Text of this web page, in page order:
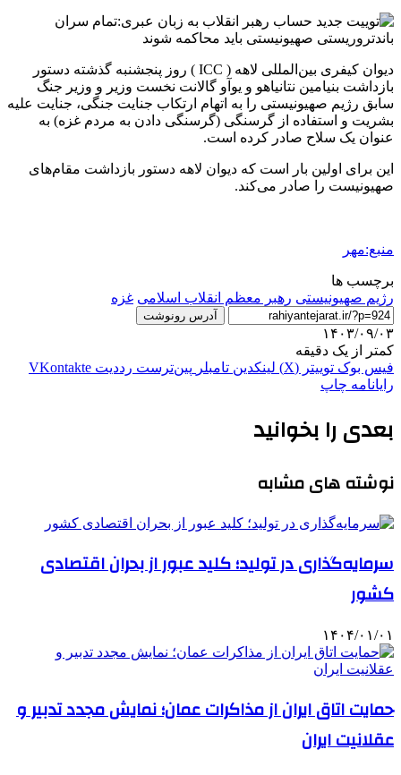
دیوان کیفری بین‌المللی لاهه ( ICC ) روز پنجشنبه گذشته دستور
بازداشت بنیامین نتانیاهو و یوآو گالانت نخست وزیر و وزیر جنگ
سابق رژیم صهیونیستی را به اتهام ارتکاب جنایت جنگی، جنایت علیه
بشریت و استفاده از گرسنگی (گرسنگی دادن به مردم غزه) به
عنوان یک سلاح صادر کرده است.
این برای اولین بار است که دیوان لاهه دستور بازداشت مقام‌های
صهیونیست را صادر می‌کند.
منبع:مهر
برچسب ها
رژیم صهیونیستی رهبر معظم انقلاب اسلامی غزه
آدرس رونوشت
۱۴۰۳/۰۹/۰۳
کمتر از یک دقیقه
فیس بوک توییتر (X) لینکدین ‫تامبلر ‫پین‌ترست ‫رددیت ‫VKontakte
رایانامه چاپ
بعدی را بخوانید
نوشته های مشابه
سرمایه‌گذاری در تولید؛ کلید عبور از بحران اقتصادی
کشور
۱۴۰۴/۰۱/۰۱
حمایت اتاق ایران از مذاکرات عمان؛ نمایش مجدد تدبیر و
عقلانیت ایران